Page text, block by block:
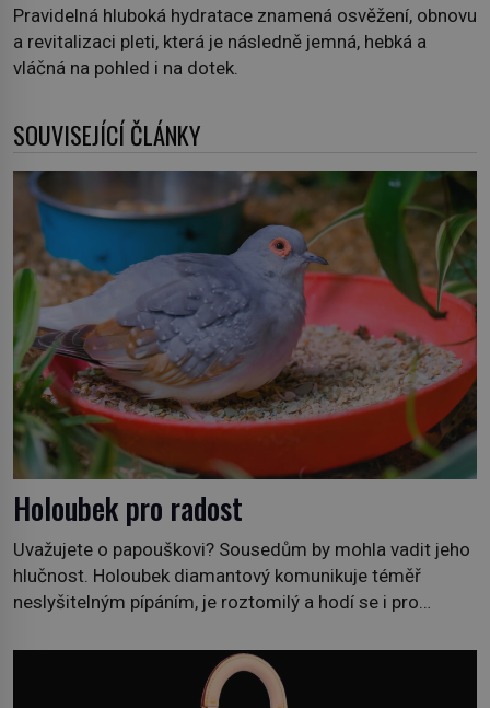
Pravidelná hluboká hydratace znamená osvěžení, obnovu
a revitalizaci pleti, která je následně jemná, hebká a
vláčná na pohled i na dotek.
SOUVISEJÍCÍ ČLÁNKY
Holoubek pro radost
Uvažujete o papouškovi? Sousedům by mohla vadit jeho
hlučnost. Holoubek diamantový komunikuje téměř
neslyšitelným pípáním, je roztomilý a hodí se i pro
klidného ptáčka, který většinu dne jen posedává. Hodně
času tráví na zemi, kde sbírá zbytky semínek Jeho